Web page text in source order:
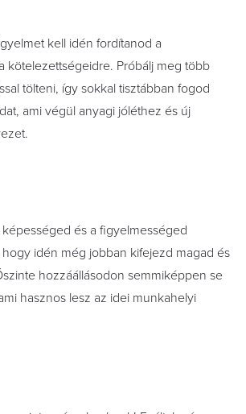
kell idén fordítanod a
kötelezettségeidre. Próbálj meg több
tölteni, így sokkal tisztábban fogod
ami végül anyagi jóléthez és új
és a figyelmességed
idén még jobban kifejezd magad és
hozzáállásodon semmiképpen se
hasznos lesz az idei munkahelyi